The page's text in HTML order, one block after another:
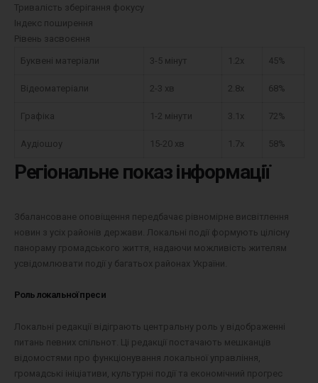
Тривалість зберігання фокусу
Індекс поширення
Рівень засвоєння
Буквені матеріали 3-5 мінут 1.2x 45%
Відеоматеріали 2-3 хв 2.8x 68%
Графіка 1-2 мінути 3.1x 72%
Аудіошоу 15-20 хв 1.7x 58%
Регіональне показ інформації
Збалансоване оповіщення передбачає рівномірне висвітлення
новин з усіх районів держави. Локальні події формують цілісну
панораму громадського життя, надаючи можливість жителям
усвідомлювати події у багатьох районах України.
Роль локальної преси
Локальні редакції відіграють центральну роль у відображенні
питань певних спільнот. Ці редакції постачають мешканців
відомостями про функціонування локальної управління,
громадські ініціативи, культурні події та економічний прогрес